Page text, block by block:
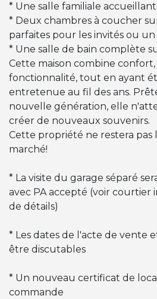
* Une salle familiale
* Deux chambres à coucher
parfaites pour les invités ou
* Une salle de bain complète
Cette maison combine confort,
fonctionnalité, tout en ayant
entretenue au fil des ans.
nouvelle génération, elle
créer de nouveaux souvenirs.
Cette propriété ne restera pas
marché!
* La visite du garage séparé
avec PA accepté (voir
de détails)
* Les dates de l'acte de vente
être discutables
* Un nouveau certificat de
commande